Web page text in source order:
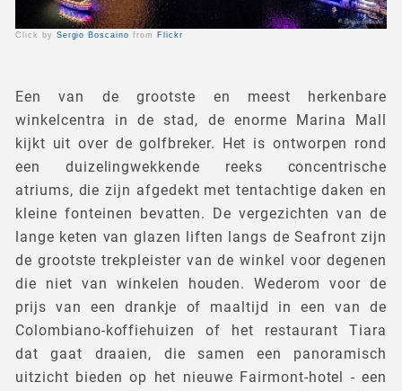
Click by Sergio Boscaino from Flickr
Een van de grootste en meest herkenbare
winkelcentra in de stad, de enorme Marina Mall
kijkt uit over de golfbreker. Het is ontworpen rond
een duizelingwekkende reeks concentrische
atriums, die zijn afgedekt met tentachtige daken en
kleine fonteinen bevatten. De vergezichten van de
lange keten van glazen liften langs de Seafront zijn
de grootste trekpleister van de winkel voor degenen
die niet van winkelen houden. Wederom voor de
prijs van een drankje of maaltijd in een van de
Colombiano-koffiehuizen of het restaurant Tiara
dat gaat draaien, die samen een panoramisch
uitzicht bieden op het nieuwe Fairmont-hotel - een